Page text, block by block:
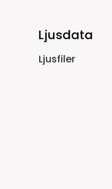
Ljusdata
Ljusfiler